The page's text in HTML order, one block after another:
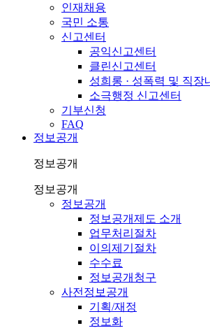
인재채용
국민 소통
신고센터
공익신고센터
클린신고센터
성희롱 · 성폭력 및 직장
소극행정 신고센터
기부신청
FAQ
정보공개
정보공개
정보공개
정보공개
정보공개제도 소개
업무처리절차
이의제기절차
수수료
정보공개청구
사전정보공개
기획/재정
정보화